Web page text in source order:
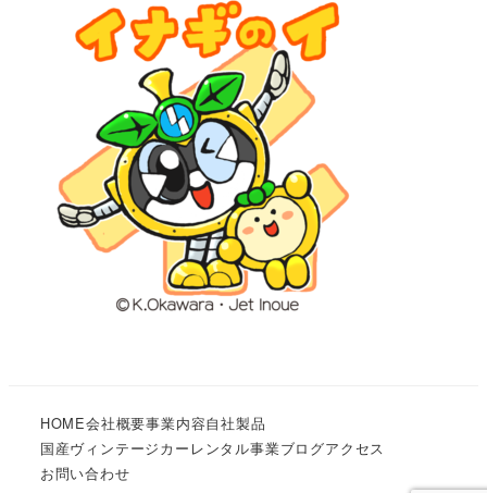
HOME会社概要事業内容自社製品
国産ヴィンテージカーレンタル事業ブログアクセス
お問い合わせ